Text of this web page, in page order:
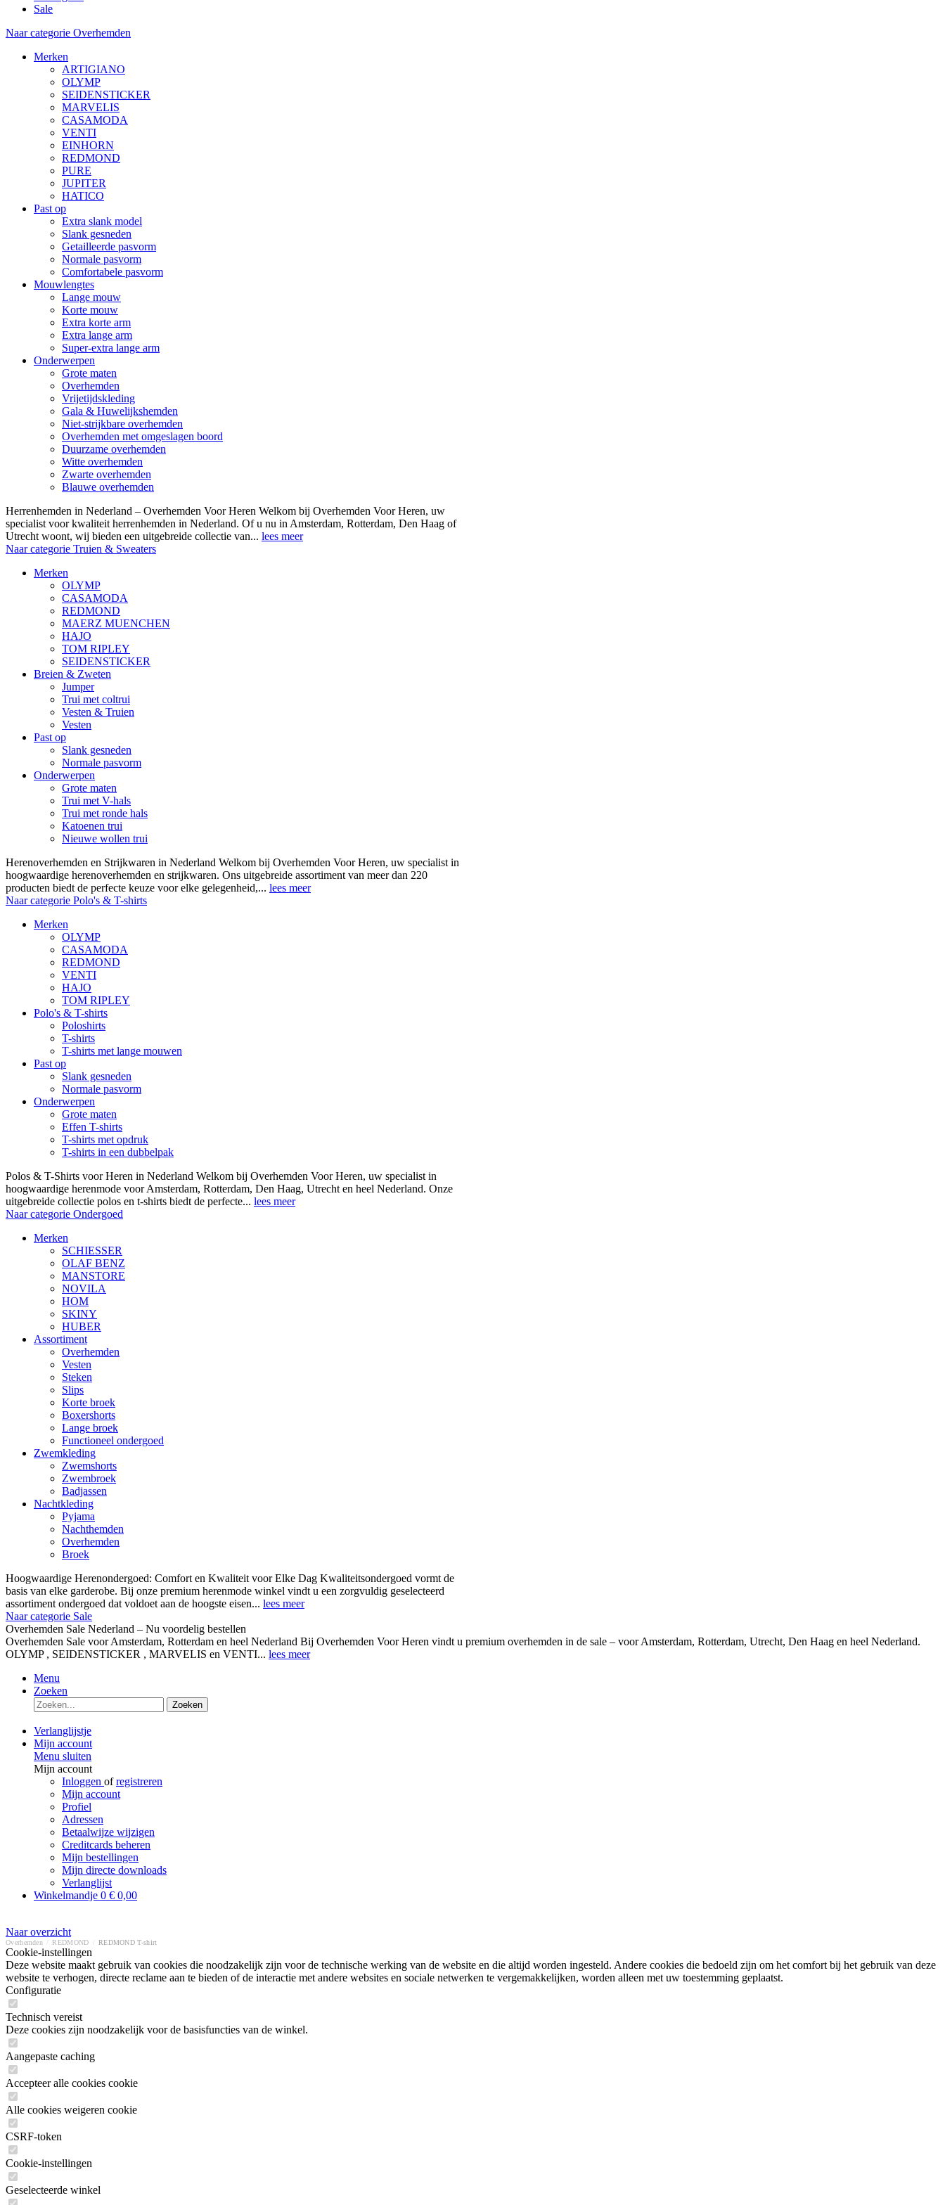
Sale
Naar categorie Overhemden
Merken
ARTIGIANO
OLYMP
SEIDENSTICKER
MARVELIS
CASAMODA
VENTI
EINHORN
REDMOND
PURE
JUPITER
HATICO
Past op
Extra slank model
Slank gesneden
Getailleerde pasvorm
Normale pasvorm
Comfortabele pasvorm
Mouwlengtes
Lange mouw
Korte mouw
Extra korte arm
Extra lange arm
Super-extra lange arm
Onderwerpen
Grote maten
Overhemden
Vrijetijdskleding
Gala & Huwelijkshemden
Niet-strijkbare overhemden
Overhemden met omgeslagen boord
Duurzame overhemden
Witte overhemden
Zwarte overhemden
Blauwe overhemden
Herrenhemden in Nederland – Overhemden Voor Heren Welkom bij Overhemden Voor Heren, uw
specialist voor kwaliteit herrenhemden in Nederland. Of u nu in Amsterdam, Rotterdam, Den Haag of
Utrecht woont, wij bieden een uitgebreide collectie van... lees meer
Naar categorie Truien & Sweaters
Merken
OLYMP
CASAMODA
REDMOND
MAERZ MUENCHEN
HAJO
TOM RIPLEY
SEIDENSTICKER
Breien & Zweten
Jumper
Trui met coltrui
Vesten & Truien
Vesten
Past op
Slank gesneden
Normale pasvorm
Onderwerpen
Grote maten
Trui met V-hals
Trui met ronde hals
Katoenen trui
Nieuwe wollen trui
Herenoverhemden en Strijkwaren in Nederland Welkom bij Overhemden Voor Heren, uw specialist in
hoogwaardige herenoverhemden en strijkwaren. Ons uitgebreide assortiment van meer dan 220
producten biedt de perfecte keuze voor elke gelegenheid,... lees meer
Naar categorie Polo's & T-shirts
Merken
OLYMP
CASAMODA
REDMOND
VENTI
HAJO
TOM RIPLEY
Polo's & T-shirts
Poloshirts
T-shirts
T-shirts met lange mouwen
Past op
Slank gesneden
Normale pasvorm
Onderwerpen
Grote maten
Effen T-shirts
T-shirts met opdruk
T-shirts in een dubbelpak
Polos & T-Shirts voor Heren in Nederland Welkom bij Overhemden Voor Heren, uw specialist in
hoogwaardige herenmode voor Amsterdam, Rotterdam, Den Haag, Utrecht en heel Nederland. Onze
uitgebreide collectie polos en t-shirts biedt de perfecte... lees meer
Naar categorie Ondergoed
Merken
SCHIESSER
OLAF BENZ
MANSTORE
NOVILA
HOM
SKINY
HUBER
Assortiment
Overhemden
Vesten
Steken
Slips
Korte broek
Boxershorts
Lange broek
Functioneel ondergoed
Zwemkleding
Zwemshorts
Zwembroek
Badjassen
Nachtkleding
Pyjama
Nachthemden
Overhemden
Broek
Hoogwaardige Herenondergoed: Comfort en Kwaliteit voor Elke Dag Kwaliteitsondergoed vormt de
basis van elke garderobe. Bij onze premium herenmode winkel vindt u een zorgvuldig geselecteerd
assortiment ondergoed dat voldoet aan de hoogste eisen... lees meer
Naar categorie Sale
Overhemden Sale Nederland – Nu voordelig bestellen
Overhemden Sale voor Amsterdam, Rotterdam en heel Nederland Bij Overhemden Voor Heren vindt u premium overhemden in de sale – voor Amsterdam, Rotterdam, Utrecht, Den Haag en heel Nederland.
OLYMP , SEIDENSTICKER , MARVELIS en VENTI... lees meer
Menu
Zoeken
Zoeken
Verlanglijstje
Mijn account
Menu sluiten
Mijn account
Inloggen ofregistreren
Mijn account
Profiel
Adressen
Betaalwijze wijzigen
Creditcards beheren
Mijn bestellingen
Mijn directe downloads
Verlanglijst
Winkelmandje 0 € 0,00
Naar overzicht
Overhemden REDMOND REDMOND T-shirt
Cookie-instellingen
Deze website maakt gebruik van cookies die noodzakelijk zijn voor de technische werking van de website en die altijd worden ingesteld. Andere cookies die bedoeld zijn om het comfort bij het gebruik van deze
website te verhogen, directe reclame aan te bieden of de interactie met andere websites en sociale netwerken te vergemakkelijken, worden alleen met uw toestemming geplaatst.
Configuratie
Technisch vereist
Deze cookies zijn noodzakelijk voor de basisfuncties van de winkel.
Aangepaste caching
Accepteer alle cookies cookie
Alle cookies weigeren cookie
CSRF-token
Cookie-instellingen
Geselecteerde winkel